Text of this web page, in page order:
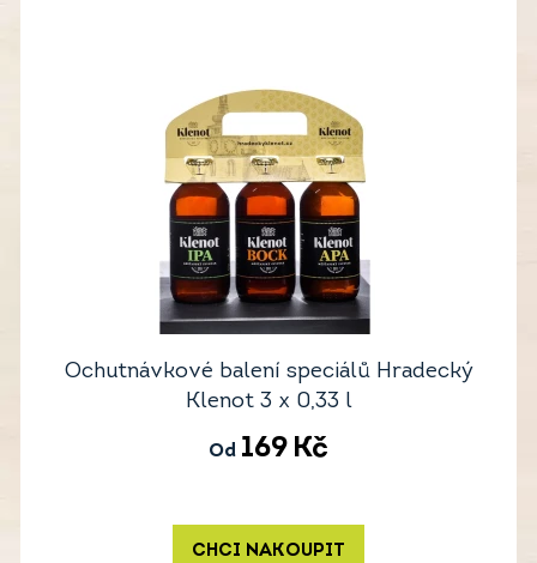
Ochutnávkové balení speciálů Hradecký
Klenot 3 x 0,33 l
Od 169 Kč
CHCI NAKOUPIT